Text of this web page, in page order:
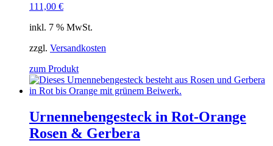
111,00 €
inkl. 7 % MwSt.
zzgl. Versandkosten
zum Produkt
Urnennebengesteck in Rot-Orange
Rosen & Gerbera